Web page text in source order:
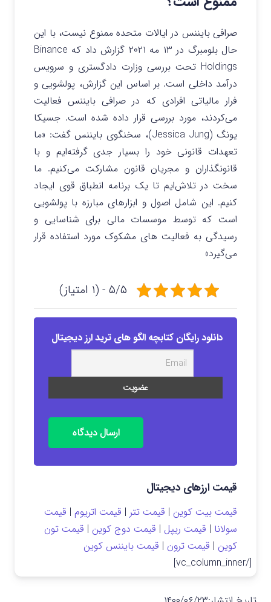
صرافی بایننس در ایالات متحده ممنوع نیست، با این
حال بلومبرگ در ۱۳ مه ۲۰۲۱ گزارش داد که Binance
Holdings تحت بررسی وزارت دادگستری و سرویس
درآمد داخلی است. بر اساس این گزارش، پولشویی و
فرار مالیاتی افرادی که در صرافی بایننس فعالیت
می‌کردند، مورد بررسی قرار داده شده است. جسیکا
یونگ (Jessica Jung)، سخنگوی بایننس گفت: «ما
تعهدات قانونی خود را بسیار جدی گرفته‌ایم و با
قانونگذاران و مجریان قانون مشارکت می‌کنیم. ما
سخت در تلاش‌ایم تا یک برنامه انطباق قوی ایجاد
کنیم. این شامل اصول و ابزارهای مبارزه با پولشویی
است که توسط موسسات مالی برای شناسایی و
رسیدگی به فعالیت های مشکوک مورد استفاده قرار
می‌گیرد»
۵/۵ - (۱ امتیاز)
دانلود رایگان کتابچه الگو های ترید ارز دیجیتال
ارسال دیدگاه
قیمت ارزهای دیجیتال
قیمت بیت کوین | قیمت تتر | قیمت اتریوم | قیمت
سولانا | قیمت ریپل | قیمت دوج کوین | قیمت تون
کوین | قیمت ترون | قیمت بایننس کوین
[/vc_column_inner]